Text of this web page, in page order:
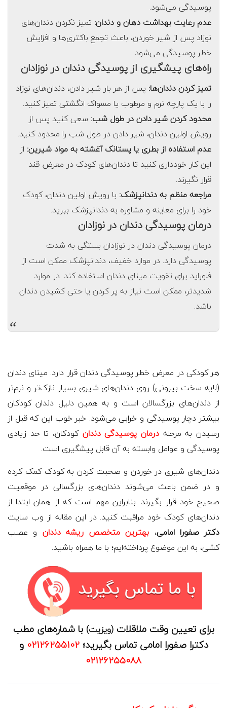
پوسیدگی می‌شود.
عدم رعایت بهداشت دهان و دندان: تمیز نکردن دندان‌های
نوزاد پس از شیر خوردن، باعث تجمع باکتری‌ها و افزایش
خطر پوسیدگی می‌شود.
راه‌های پیشگیری از پوسیدگی دندان در نوزادان
تمیز کردن دندان‌ها: پس از هر بار شیر دادن، دندان‌های نوزاد
را با یک پارچه نرم و مرطوب یا مسواک انگشتی تمیز کنید.
محدود کردن شیر دادن در طول شب: سعی کنید پس از
رویش اولین دندان، شیر دادن در طول شب را محدود کنید.
عدم استفاده از بطری یا پستانک آغشته به مواد شیرین: از
این کار خودداری کنید تا دندان‌های کودک در معرض قند
قرار نگیرند.
مراجعه منظم به دندانپزشک: با رویش اولین دندان، کودک
خود را برای معاینه و مشاوره به دندانپزشک ببرید.
درمان پوسیدگی دندان در نوزادان
درمان پوسیدگی دندان در نوزادان بستگی به شدت
پوسیدگی دارد. در موارد خفیف، دندانپزشک ممکن است از
فلوراید برای تقویت مینای دندان استفاده کند. در موارد
شدیدتر، ممکن است نیاز به پر کردن یا حتی کشیدن دندان
باشد.
“
هر کودکی در معرض خطر پوسیدگی دندان قرار دارد. مینای دندان
(لایه سخت بیرونی) روی دندان‌های شیری بسیار نازک‌تر و نرم‌تر
از دندان‌های بزرگسالان است و به همین دلیل دندان کودکان
بیشتر دچار پوسیدگی و خرابی می‌شود. خبر خوب این که قبل از
رسیدن به مرحله درمان پوسیدگی دندان کودکان، تا حد زیادی
پوسیدگی و عوامل وابسته به آن قابل پیشگیری است.
دندان‌های شیری در خوردن و صحبت کردن به کودک کمک کرده
و در ضمن باعث می‌شوند دندان‌های بزرگسالی در موقعیت
صحیح خود قرار بگیرند. بنابراین مهم است که از همان ابتدا از
دندان‌های کودک خود مراقبت کنید. در این مقاله از وب سایت
دکتر صفورا امامی، بهترین متخصص ریشه دندان و عصب
کشی، به این موضوع پرداخته‌ایم؛ با ما همراه باشید.
برای تعیین وقت ملاقلات(ویزیت) با شماره‌های مطب
دکترا صفورا امامی تماس بگیرید؛02126255102 و
02126255088